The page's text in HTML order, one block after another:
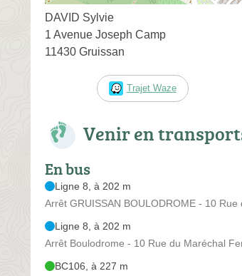
DAVID Sylvie
1 Avenue Joseph Camp
11430 Gruissan
Trajet Waze
Venir en
En bus
Ligne 8, à 202 m
Arrêt GRUISSAN BOULODROME - 10
Ligne 8, à 202 m
Arrêt Boulodrome - 10 Rue du Maréchal
BC106, à 227 m